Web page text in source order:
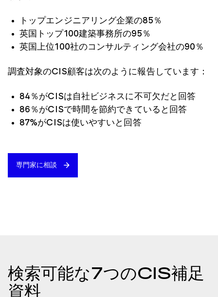
トップエンジニアリング企業の85％
英国トップ100建築事務所の95％
英国上位100社のコンサルティング会社の90％
調査対象のCIS顧客は次のように報告しています：
84％がCISは自社ビジネスに不可欠だと回答
86％がCISで時間を節約できていると回答
87%がCISは使いやすいと回答
専門家に相談
検索可能な7つのCIS補足
資料